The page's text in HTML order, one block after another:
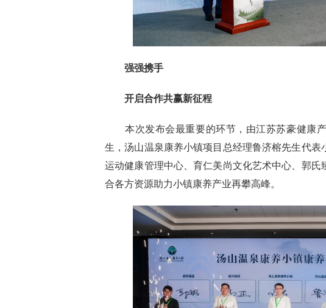
强强携手
开启合作共赢新征程
本次发布会最重要的环节，由江苏苏豪健康
生，汤山温泉康养小镇项目总经理鲁济榕先生代
运动健康管理中心、育仁美尚文化艺术中心、郭
合各方资源助力小镇康养产业再攀高峰。